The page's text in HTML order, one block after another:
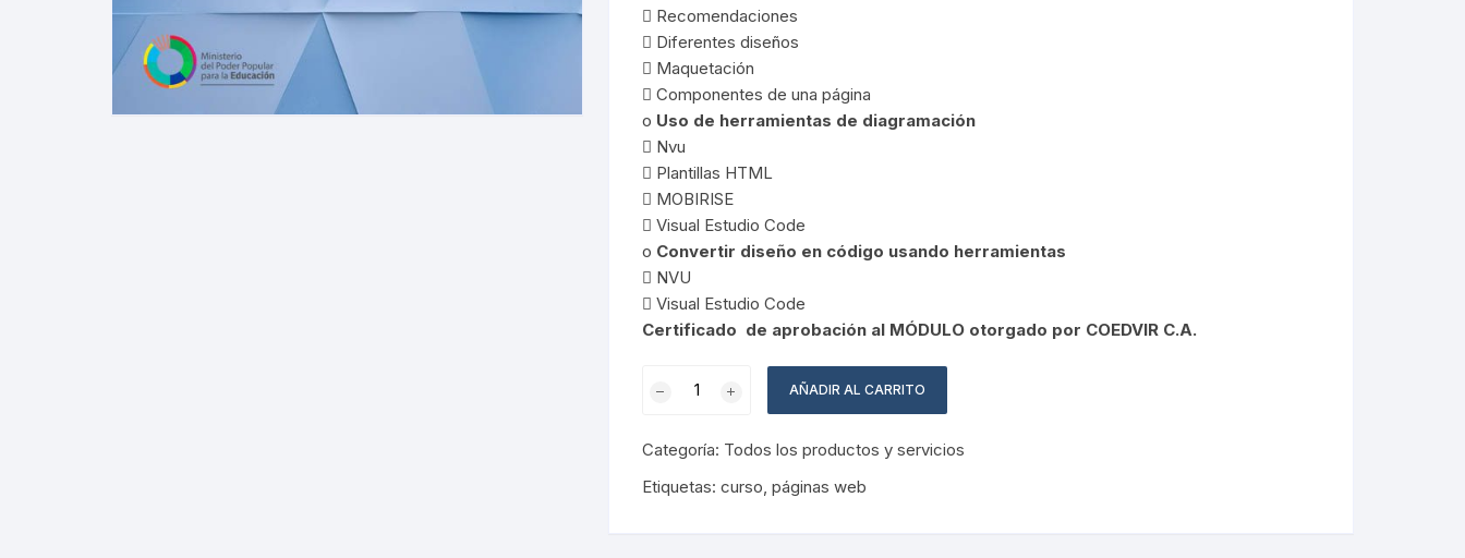
 Recomendaciones
 Diferentes diseños
 Maquetación
 Componentes de una página
o Uso de herramientas de diagramación
 Nvu
 Plantillas HTML
 MOBIRISE
 Visual Estudio Code
o Convertir diseño en código usando herramientas
 NVU
 Visual Estudio Code
Certificado de aprobación al MÓDULO otorgado por COEDVIR C.A.
WEB
Mod.
AÑADIR AL CARRITO
Categoría: Todos los productos y servicios
Etiquetas: curso páginas web